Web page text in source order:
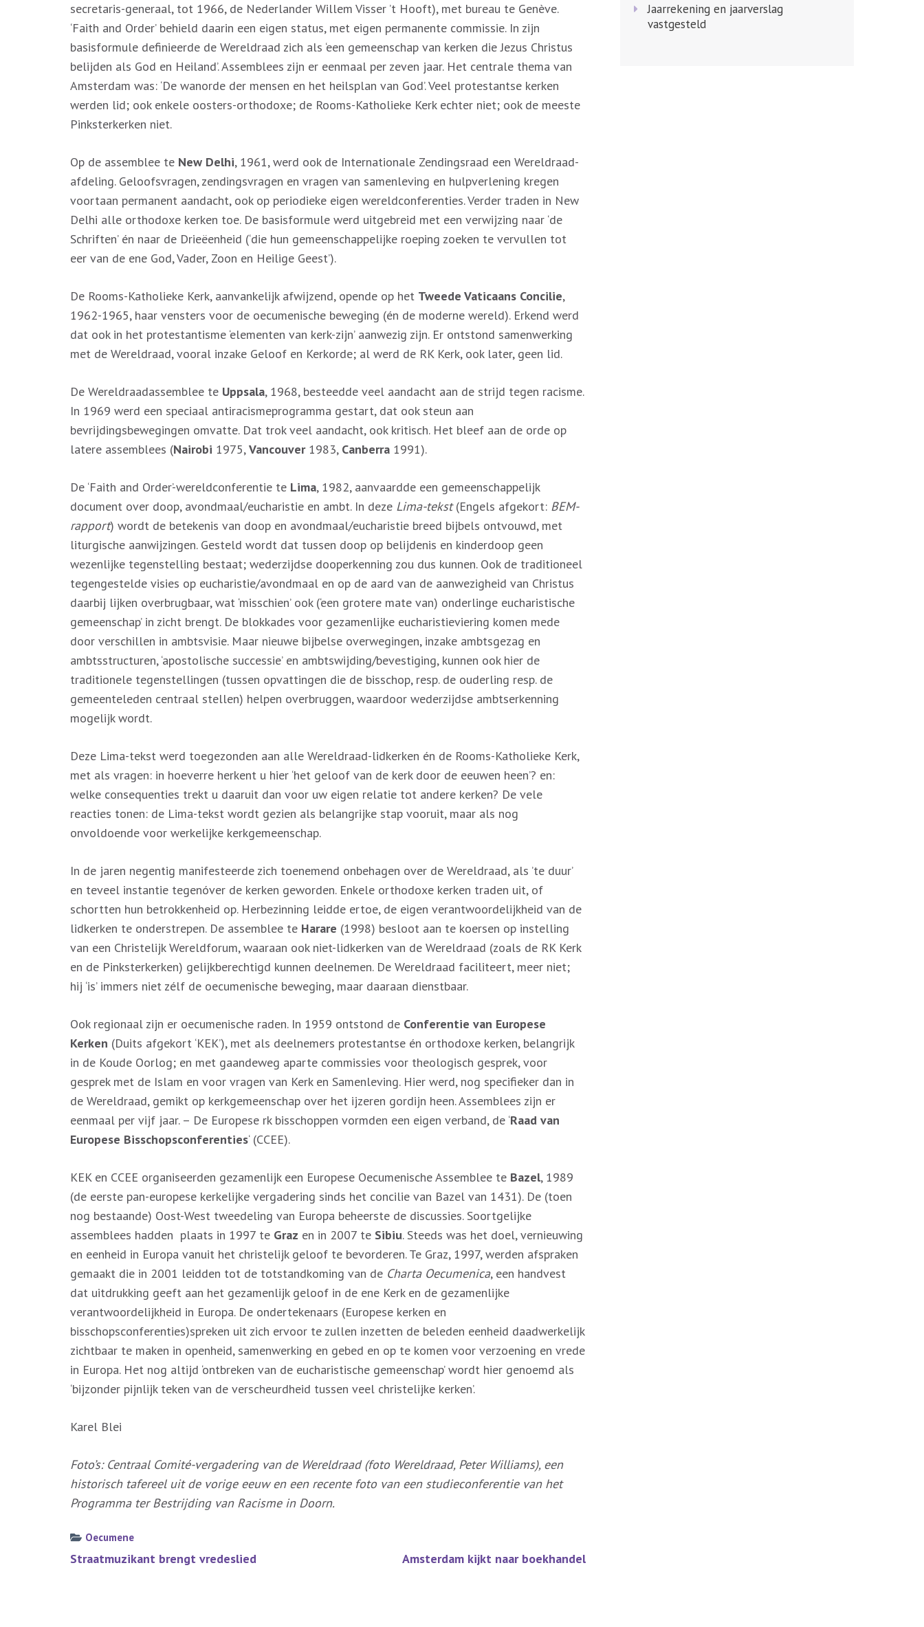
secretaris-generaal, tot 1966, de Nederlander Willem Visser ’t Hooft), met bureau te Genève.
‘Faith and Order’ behield daarin een eigen status, met eigen permanente commissie. In zijn
basisformule definieerde de Wereldraad zich als ‘een gemeenschap van kerken die Jezus Christus
belijden als God en Heiland’. Assemblees zijn er eenmaal per zeven jaar. Het centrale thema van
Amsterdam was: ‘De wanorde der mensen en het heilsplan van God’. Veel protestantse kerken
werden lid; ook enkele oosters-orthodoxe; de Rooms-Katholieke Kerk echter niet; ook de meeste
Pinksterkerken niet.
Op de assemblee te New Delhi, 1961, werd ook de Internationale Zendingsraad een Wereldraad-
afdeling. Geloofsvragen, zendingsvragen en vragen van samenleving en hulpverlening kregen
voortaan permanent aandacht, ook op periodieke eigen wereldconferenties. Verder traden in New
Delhi alle orthodoxe kerken toe. De basisformule werd uitgebreid met een verwijzing naar ‘de
Schriften’ én naar de Drieëenheid (‘die hun gemeenschappelijke roeping zoeken te vervullen tot
eer van de ene God, Vader, Zoon en Heilige Geest’).
De Rooms-Katholieke Kerk, aanvankelijk afwijzend, opende op het Tweede Vaticaans Concilie,
1962-1965, haar vensters voor de oecumenische beweging (én de moderne wereld). Erkend werd
dat ook in het protestantisme ‘elementen van kerk-zijn’ aanwezig zijn. Er ontstond samenwerking
met de Wereldraad, vooral inzake Geloof en Kerkorde; al werd de RK Kerk, ook later, geen lid.
De Wereldraadassemblee te Uppsala, 1968, besteedde veel aandacht aan de strijd tegen racisme.
In 1969 werd een speciaal antiracismeprogramma gestart, dat ook steun aan
bevrijdingsbewegingen omvatte. Dat trok veel aandacht, ook kritisch. Het bleef aan de orde op
latere assemblees (Nairobi 1975,Vancouver1983, Canberra 1991).
De ‘Faith and Order’-wereldconferentie te Lima, 1982, aanvaardde een gemeenschappelijk
document over doop, avondmaal/eucharistie en ambt. In deze Lima-tekst(Engels afgekort: BEM-
rapport) wordt de betekenis van doop en avondmaal/eucharistie breed bijbels ontvouwd, met
liturgische aanwijzingen. Gesteld wordt dat tussen doop op belijdenis en kinderdoop geen
wezenlijke tegenstelling bestaat; wederzijdse dooperkenning zou dus kunnen. Ook de traditioneel
tegengestelde visies op eucharistie/avondmaal en op de aard van de aanwezigheid van Christus
daarbij lijken overbrugbaar, wat ‘misschien’ ook (‘een grotere mate van) onderlinge eucharistische
gemeenschap’ in zicht brengt. De blokkades voor gezamenlijke eucharistieviering komen mede
door verschillen in ambtsvisie. Maar nieuwe bijbelse overwegingen, inzake ambtsgezag en
ambtsstructuren, ‘apostolische successie’ en ambtswijding/bevestiging, kunnen ook hier de
traditionele tegenstellingen (tussen opvattingen die de bisschop, resp. de ouderling resp. de
gemeenteleden centraal stellen) helpen overbruggen, waardoor wederzijdse ambtserkenning
mogelijk wordt.
Deze Lima-tekst werd toegezonden aan alle Wereldraad-lidkerken én de Rooms-Katholieke Kerk,
met als vragen: in hoeverre herkent u hier ‘het geloof van de kerk door de eeuwen heen’? en:
welke consequenties trekt u daaruit dan voor uw eigen relatie tot andere kerken? De vele
reacties tonen: de Lima-tekst wordt gezien als belangrijke stap vooruit, maar als nog
onvoldoende voor werkelijke kerkgemeenschap.
In de jaren negentig manifesteerde zich toenemend onbehagen over de Wereldraad, als ’te duur’
en teveel instantie tegenóver de kerken geworden. Enkele orthodoxe kerken traden uit, of
schortten hun betrokkenheid op. Herbezinning leidde ertoe, de eigen verantwoordelijkheid van de
lidkerken te onderstrepen. De assemblee te Harare (1998) besloot aan te koersen op instelling
van een Christelijk Wereldforum, waaraan ook niet-lidkerken van de Wereldraad (zoals de RK Kerk
en de Pinksterkerken) gelijkberechtigd kunnen deelnemen. De Wereldraad faciliteert, meer niet;
hij ‘is’ immers niet zélf de oecumenische beweging, maar daaraan dienstbaar.
Ook regionaal zijn er oecumenische raden. In 1959 ontstond de Conferentie van Europese
Kerken (Duits afgekort ‘KEK’), met als deelnemers protestantse én orthodoxe kerken, belangrijk
in de Koude Oorlog; en met gaandeweg aparte commissies voor theologisch gesprek, voor
gesprek met de Islam en voor vragen van Kerk en Samenleving. Hier werd, nog specifieker dan in
de Wereldraad, gemikt op kerkgemeenschap over het ijzeren gordijn heen. Assemblees zijn er
eenmaal per vijf jaar. – De Europese rk bisschoppen vormden een eigen verband, de ‘Raad van
Europese Bisschopsconferenties‘ (CCEE).
KEK en CCEE organiseerden gezamenlijk een Europese Oecumenische Assemblee te Bazel, 1989
(de eerste pan-europese kerkelijke vergadering sinds het concilie van Bazel van 1431). De (toen
nog bestaande) Oost-West tweedeling van Europa beheerste de discussies. Soortgelijke
assemblees hadden plaats in 1997 te Graz en in 2007 te Sibiu. Steeds was het doel, vernieuwing
en eenheid in Europa vanuit het christelijk geloof te bevorderen. Te Graz, 1997, werden afspraken
gemaakt die in 2001 leidden tot de totstandkoming van de Charta Oecumenica, een handvest
dat uitdrukking geeft aan het gezamenlijk geloof in de ene Kerk en de gezamenlijke
verantwoordelijkheid in Europa. De ondertekenaars (Europese kerken en
bisschopsconferenties)spreken uit zich ervoor te zullen inzetten de beleden eenheid daadwerkelijk
zichtbaar te maken in openheid, samenwerking en gebed en op te komen voor verzoening en vrede
in Europa. Het nog altijd ‘ontbreken van de eucharistische gemeenschap’ wordt hier genoemd als
‘bijzonder pijnlijk teken van de verscheurdheid tussen veel christelijke kerken’.
Karel Blei
Foto’s: Centraal Comité-vergadering van de Wereldraad (foto Wereldraad, Peter Williams), een
historisch tafereel uit de vorige eeuw en een recente foto van een studieconferentie van het
Programma ter Bestrijding van Racisme in Doorn.
Oecumene
Bericht
Straatmuzikant brengt vredeslied Amsterdam kijkt naar boekhandel
Jaarrekening en jaarverslag
vastgesteld